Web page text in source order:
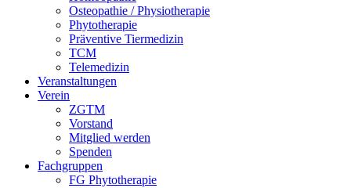
Osteopathie / Physiotherapie
Phytotherapie
Präventive Tiermedizin
TCM
Telemedizin
Veranstaltungen
Verein
ZGTM
Vorstand
Mitglied werden
Spenden
Fachgruppen
FG Phytotherapie